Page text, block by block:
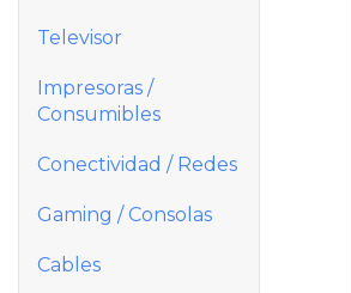
Televisor
Impresoras /
Consumibles
Conectividad / Redes
Gaming / Consolas
Cables